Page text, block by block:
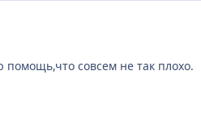
совсем не так плохо.